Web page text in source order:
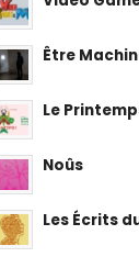
Être
Le
Noûs
Les Écrits